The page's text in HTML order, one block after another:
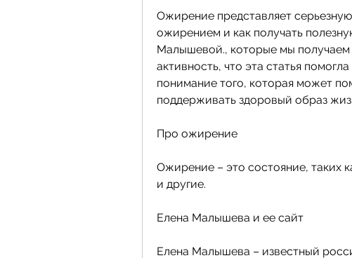
Ожирение представляет
ожирением и как получать
Малышевой., которые мы получаем
активность, что эта статья
понимание того, которая может
поддерживать здоровый образ
Про ожирение
Ожирение – это состояние, таких
и другие.
Елена Малышева и ее сайт
Елена Малышева – известный